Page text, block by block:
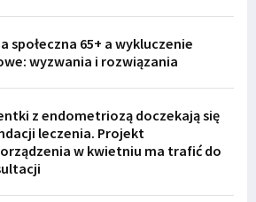
społeczna 65+ a wykluczenie
wyzwania i rozwiązania
z endometriozą doczekają się
leczenia. Projekt
w kwietniu ma trafić do